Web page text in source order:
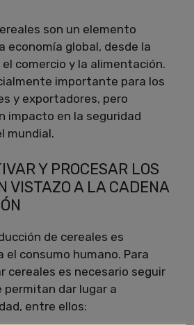
son un elemento
economía global, desde la
comercio y la alimentación.
importante para los
y exportadores, pero
impacto en la seguridad
mundial.
Y PROCESAR LOS
VISTAZO A LA CADENA
de cereales es
consumo humano. Para
cereales es necesario seguir
permitan dar lugar a
entre ellos: